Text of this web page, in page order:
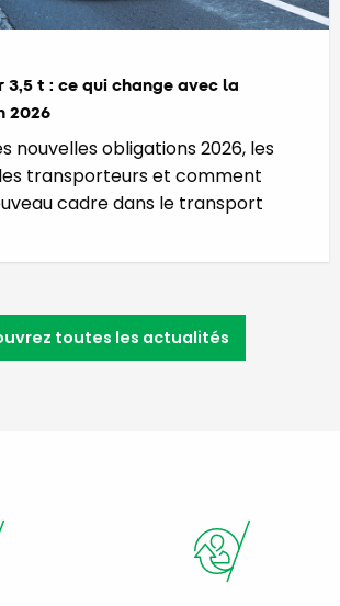
3,5 t : ce qui change avec la
2026
nouvelles obligations 2026, les
transporteurs et comment
cadre dans le transport
toutes les actualités